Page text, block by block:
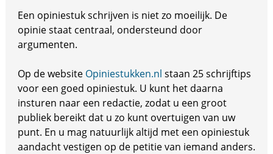
Een opiniestuk schrijven is niet zo moeilijk. De
opinie staat centraal, ondersteund door
argumenten.
Op de website Opiniestukken.nl staan 25 schrijftips
voor een goed opiniestuk. U kunt het daarna
insturen naar een redactie, zodat u een groot
publiek bereikt dat u zo kunt overtuigen van uw
punt. En u mag natuurlijk altijd met een opiniestuk
aandacht vestigen op de petitie van iemand anders.